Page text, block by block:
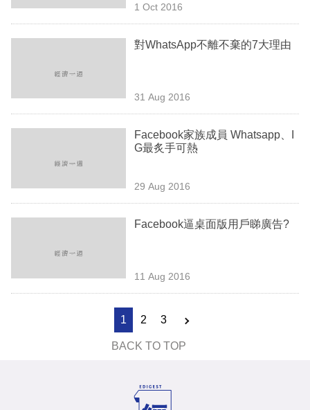
1 Oct 2016
對WhatsApp不離不棄的7大理由
31 Aug 2016
Facebook家族成員 Whatsapp、I
G最炙手可熱
29 Aug 2016
Facebook逼桌面版用戶睇廣告?
11 Aug 2016
1 2 3
BACK TO TOP